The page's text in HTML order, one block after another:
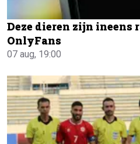
Deze dieren zijn ineens
OnlyFans
07 aug, 19:00